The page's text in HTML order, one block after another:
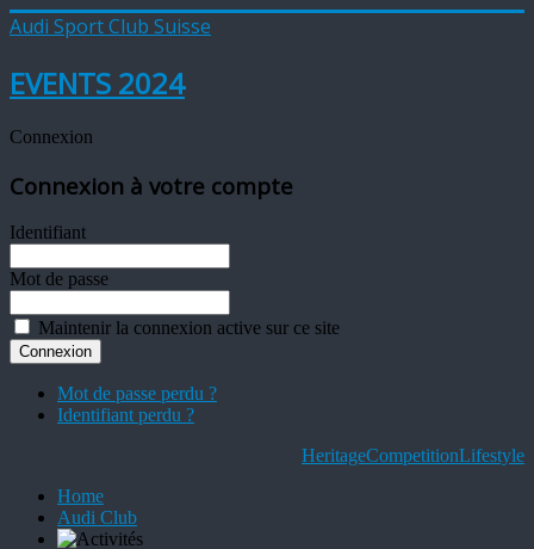
Audi Sport Club Suisse
EVENTS 2024
Connexion
Connexion à votre compte
Identifiant
Mot de passe
Maintenir la connexion active sur ce site
Mot de passe perdu ?
Identifiant perdu ?
HeritageCompetitionLifestyle
Home
Audi Club